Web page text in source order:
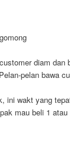
diam dan
pelan bawa
ini wakt yang
mau beli 1 atau